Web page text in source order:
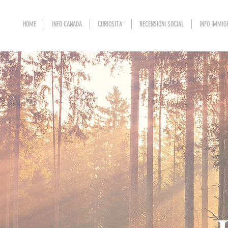
HOME INFO CANADA CURIOSITA' RECENSIONI SOCIAL INFO